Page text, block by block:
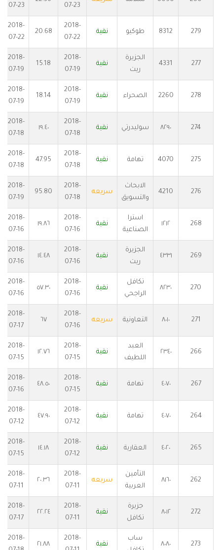
07-23
07-23
279
8312 طوكيو نقية
2018-
07-22
20.68
2018-
07-22
277
4331
الجزيرة
ريت
نقية
2018-
07-19
15.18
2018-
07-19
278
2260 الصحراء نقية
2018-
07-19
18.14
2018-
07-19
274 ٨٢٩٠ سوليدرتي نقية
2018-
07-18
١٩.٤٠
2018-
07-18
275
4070 تهامة نقية
2018-
07-18
47.95
2018-
07-18
276
4210
الابحاث
والتسويق
سريعه
2018-
07-18
95.80
2018-
07-19
268 ١٢١٢
استرا
الصناعية
نقية
2018-
07-16
١٩.٨٦
2018-
07-16
269 ٤٣٣١
الجزيرة
ريت
نقية
2018-
07-16
١٤.٤٨
2018-
07-16
270 ٨٢٣٠
تكافل
الراجحي
نقية
2018-
07-16
٥٧.٣٠
2018-
07-16
271 ٨٠١٠ التعاونية سريعه
2018-
07-16
٦٧
2018-
07-17
266 ٢٣٤٠
العبد
اللطيف
نقية
2018-
07-15
١٢.٧٦
2018-
07-15
267 ٤٠٧٠ تهامة نقية
2018-
07-15
٤٨.٥٠
2018-
07-16
264 ٤٠٧٠ تهامة نقية
2018-
07-12
٤٧.٩٠
2018-
07-12
265 ٤٠٢٠ العقارية نقية
2018-
07-12
١٤.١٨
2018-
07-15
262 ٨١٦٠
التأمين
العربية
سريعه
2018-
07-11
٢٠.٣٦
2018-
07-11
272 ٨٠١٢
جزيرة
تكافل
نقية
2018-
07-11
٢٢.٢٤
2018-
07-17
273 ٨٠٨٠
ساب
نقية
2018-
٢١.٨٨
2018-